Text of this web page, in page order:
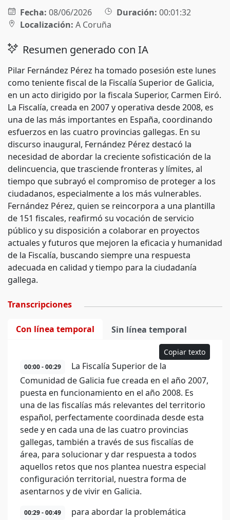
Fecha: 08/06/2026 Duración: 00:01:32
Localización: A Coruña
Resumen generado con IA
Pilar Fernández Pérez ha tomado posesión este lunes
como teniente fiscal de la Fiscalía Superior de Galicia,
en un acto dirigido por la fiscala Superior, Carmen Eiró.
La Fiscalía, creada en 2007 y operativa desde 2008, es
una de las más importantes en España, coordinando
esfuerzos en las cuatro provincias gallegas. En su
discurso inaugural, Fernández Pérez destacó la
necesidad de abordar la creciente sofisticación de la
delincuencia, que trasciende fronteras y límites, al
tiempo que subrayó el compromiso de proteger a los
ciudadanos, especialmente a los más vulnerables.
Fernández Pérez, quien se reincorpora a una plantilla
de 151 fiscales, reafirmó su vocación de servicio
público y su disposición a colaborar en proyectos
actuales y futuros que mejoren la eficacia y humanidad
de la Fiscalía, buscando siempre una respuesta
adecuada en calidad y tiempo para la ciudadanía
gallega.
Transcripciones
Con línea temporal Sin línea temporal
Copiar texto
00:00 - 00:29
La Fiscalía Superior de la
Comunidad de Galicia fue creada en el año 2007,
puesta en funcionamiento en el año 2008. Es
una de las fiscalías más relevantes del territorio
español, perfectamente coordinada desde esta
sede y en cada una de las cuatro provincias
gallegas, también a través de sus fiscalías de
área, para solucionar y dar respuesta a todos
aquellos retos que nos plantea nuestra especial
configuración territorial, nuestra forma de
asentarnos y de vivir en Galicia.
00:29 - 00:49
para abordar la problemática